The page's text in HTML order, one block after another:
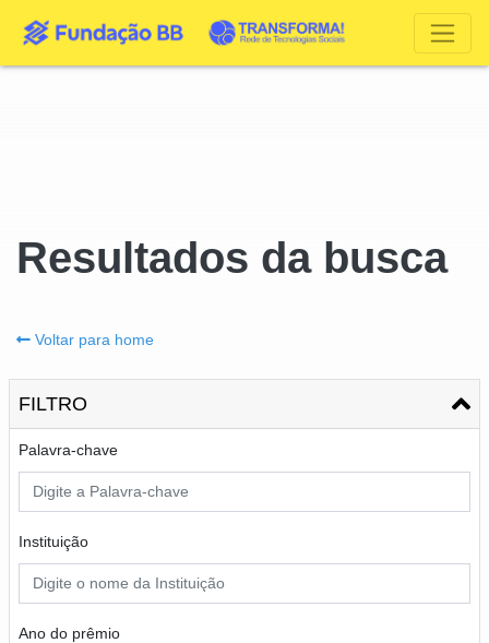
Resultados da busca
Voltar para home
FILTRO
Palavra-chave
Instituição
Ano do prêmio